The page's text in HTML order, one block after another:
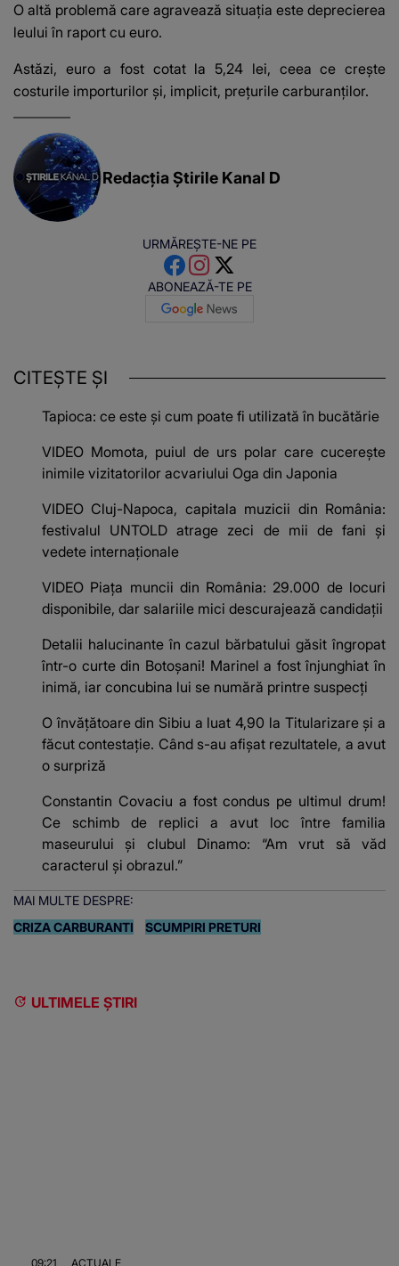
O altă problemă care agravează situația este deprecierea
leului în raport cu euro.
Astăzi, euro a fost cotat la 5,24 lei, ceea ce crește
costurile importurilor și, implicit, prețurile carburanților.
Redacția Știrile Kanal D
URMĂREȘTE-NE PE
ABONEAZĂ-TE PE
CITEȘTE ȘI
Tapioca: ce este și cum poate fi utilizată în bucătărie
VIDEO Momota, puiul de urs polar care cucerește
inimile vizitatorilor acvariului Oga din Japonia
VIDEO Cluj-Napoca, capitala muzicii din România:
festivalul UNTOLD atrage zeci de mii de fani și
vedete internaționale
VIDEO Piața muncii din România: 29.000 de locuri
disponibile, dar salariile mici descurajează candidații
Detalii halucinante în cazul bărbatului găsit îngropat
într-o curte din Botoșani! Marinel a fost înjunghiat în
inimă, iar concubina lui se numără printre suspecți
O învățătoare din Sibiu a luat 4,90 la Titularizare și a
făcut contestație. Când s-au afișat rezultatele, a avut
o surpriză
Constantin Covaciu a fost condus pe ultimul drum!
Ce schimb de replici a avut loc între familia
maseurului și clubul Dinamo: “Am vrut să văd
caracterul și obrazul.”
MAI MULTE DESPRE:
CRIZA CARBURANTI
SCUMPIRI PRETURI
ULTIMELE ȘTIRI
09:21 ACTUALE